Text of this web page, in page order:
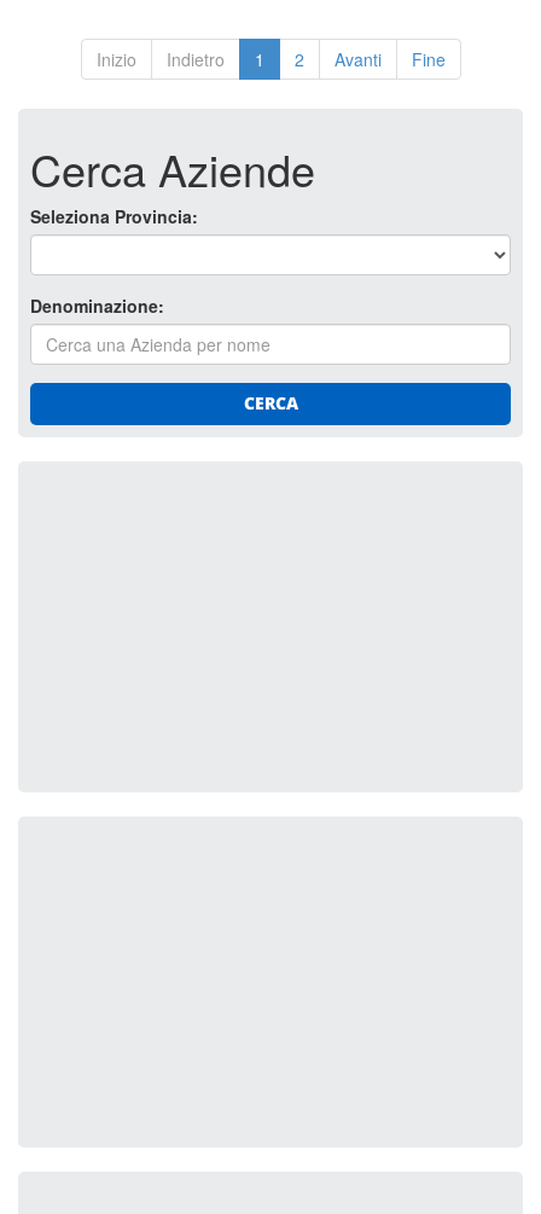
Inizio Indietro 1 2 Avanti Fine
Cerca Aziende
Seleziona Provincia:
Denominazione:
CERCA